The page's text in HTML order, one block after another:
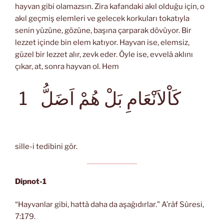
hayvan gibi olamazsın. Zira kafandaki akıl olduğu için, o
akıl geçmiş elemleri ve gelecek korkuları tokatıyla
senin yüzüne, gözüne, başına çarparak dövüyor. Bir
lezzet içinde bin elem katıyor. Hayvan ise, elemsiz,
güzel bir lezzet alır, zevk eder. Öyle ise, evvelâ aklını
çıkar, at, sonra hayvan ol. Hem
كَاْلاَنْعَامِ بَلْ هُمْ اَضَلُّ1
sille-i tedibini gör.
Dipnot-1
“Hayvanlar gibi, hattâ daha da aşağıdırlar.” A’râf Sûresi,
7:179.